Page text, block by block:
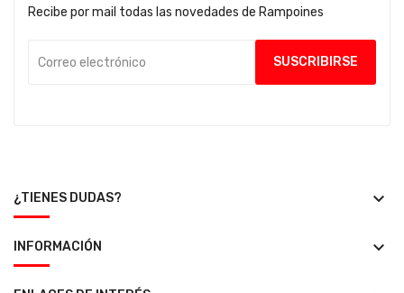
Recibe por mail todas las novedades de Rampoines
¿TIENES DUDAS? keyboard_arrow_down
INFORMACIÓN keyboard_arrow_down